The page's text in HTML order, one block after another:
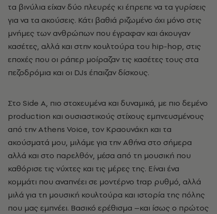
τα βινύλια είχαν δύο πλευρές κι έπρεπε να τα γυρίσεις
για να τα ακούσεις. Κάτι βαθιά ριζωμένο όχι μόνο στις
μνήμες των ανθρώπων που έγραφαν και άκουγαν
κασέτες, αλλά και στην κουλτούρα του hip-hop, στις
εποχές που οι ράπερ μοίραζαν τις κασέτες τους στα
πεζοδρόμια και οι DJs έπαιζαν δίσκους.
Στο Side A, πιο στοχευμένα και δυναμικά, με πιο δεμένο
production και ουσιαστικούς στίχους εμπνευσμένους
από την Athens Voice, τον Κραουνάκη και τα
ακούσματά μου, μιλάμε για την Αθήνα στο σήμερα
αλλά και στο παρελθόν, μέσα από τη μουσική που
καθόρισε τις νύχτες και τις μέρες της. Είναι ένα
κομμάτι που αναπνέει σε μοντέρνο trap ρυθμό, αλλά
μιλά για τη μουσική κουλτούρα και ιστορία της πόλης
που μας εμπνέει. Βασικό ερέθισμα –και ίσως ο πρώτος